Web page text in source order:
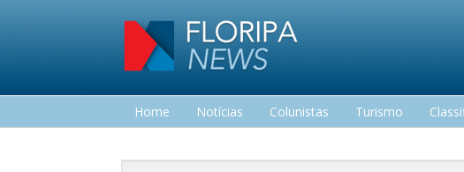
Home Notícias Colunistas Turismo